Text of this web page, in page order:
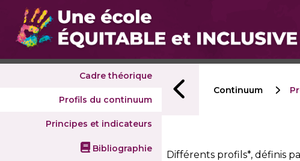
Cadre théorique
Profils du continuum
Principes et indicateurs
Bibliographie
Continuum
Différents profils*, définis